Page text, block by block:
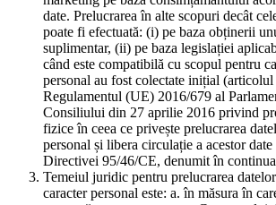
date. Prelucrarea în alte scopuri decât
poate fi efectuată: (i) pe baza obținerii
suplimentar, (ii) pe baza legislației
când este compatibilă cu scopul pentru
personal au fost colectate inițial
Regulamentul (UE) 2016/679 al
Consiliului din 27 aprilie 2016 privind
fizice în ceea ce privește prelucrarea
personal și libera circulație a acestor date
Directivei 95/46/CE, denumit în
Temeiul juridic pentru prelucrarea
caracter personal este: a. în măsura în